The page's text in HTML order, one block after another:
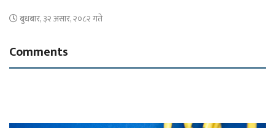
बुधबार, ३२ असार, २०८२ गते
Comments